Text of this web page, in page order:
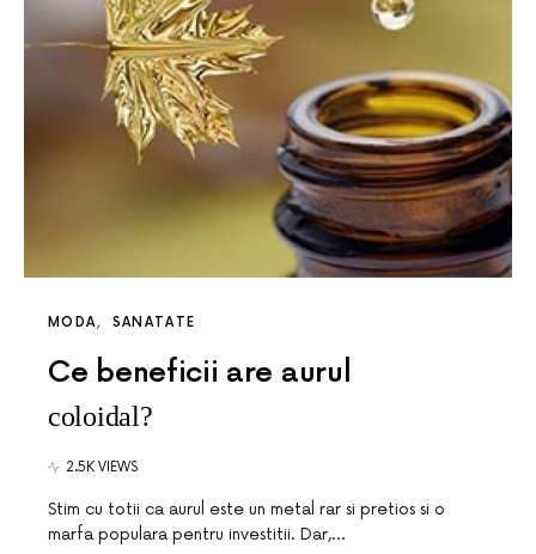
MODA SANATATE
Ce beneficii are aurul
coloidal?
2.5K VIEWS
Stim cu totii ca aurul este un metal rar si pretios si o
marfa populara pentru investitii. Dar,…